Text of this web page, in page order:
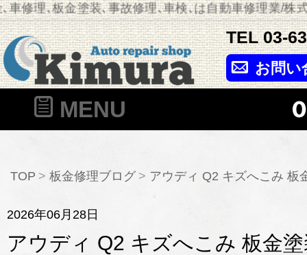
修理､板金塗装､事故修理､車検､は自動車修理業/株式
TEL03-
お問い
MENU
TOP 板金修理ブログ アウディ Q2 キズへこみ 板
2026年06月28日
アウディ Q2 キズへこみ 板金